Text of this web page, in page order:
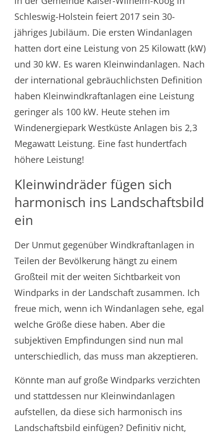
Schleswig-Holstein feiert 2017 sein 30-
jähriges Jubiläum. Die ersten Windanlagen
hatten dort eine Leistung von 25 Kilowatt (kW)
und 30 kW. Es waren Kleinwindanlagen. Nach
der international gebräuchlichsten Definition
haben Kleinwindkraftanlagen eine Leistung
geringer als 100 kW. Heute stehen im
Windenergiepark Westküste Anlagen bis 2,3
Megawatt Leistung. Eine fast hundertfach
höhere Leistung!
Kleinwindräder fügen sich
harmonisch ins Landschaftsbild
ein
Der Unmut gegenüber Windkraftanlagen in
Teilen der Bevölkerung hängt zu einem
Großteil mit der weiten Sichtbarkeit von
Windparks in der Landschaft zusammen. Ich
freue mich, wenn ich Windanlagen sehe, egal
welche Größe diese haben. Aber die
subjektiven Empfindungen sind nun mal
unterschiedlich, das muss man akzeptieren.
Könnte man auf große Windparks verzichten
und stattdessen nur Kleinwindanlagen
aufstellen, da diese sich harmonisch ins
Landschaftsbild einfügen? Definitiv nicht,